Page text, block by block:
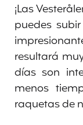
¡Las
puedes
resultará
días son
menos
raquetas de